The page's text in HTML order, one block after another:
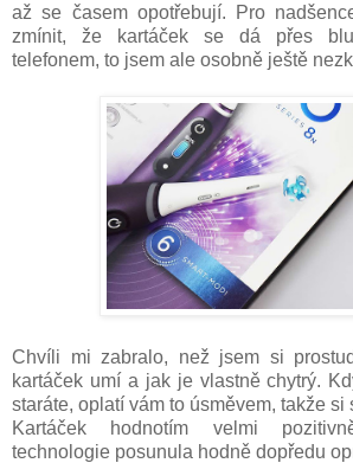
až se časem opotřebují. Pro
zmínit, že kartáček se dá přes
telefonem, to jsem ale osobně ještě
Chvíli mi zabralo, než jsem si
kartáček umí a jak je vlastně chytrý.
staráte, oplatí vám to úsměvem, takže si
Kartáček hodnotím velmi
technologie posunula hodně dopředu